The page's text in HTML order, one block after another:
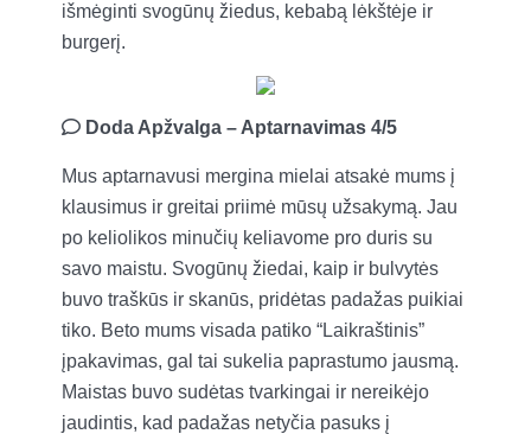
išmėginti svogūnų žiedus, kebabą lėkštėje ir
burgerį.
Doda Apžvalga – Aptarnavimas 4/5
Mus aptarnavusi mergina mielai atsakė mums į
klausimus ir greitai priimė mūsų užsakymą. Jau
po keliolikos minučių keliavome pro duris su
savo maistu. Svogūnų žiedai, kaip ir bulvytės
buvo traškūs ir skanūs, pridėtas padažas puikiai
tiko. Beto mums visada patiko “Laikraštinis”
įpakavimas, gal tai sukelia paprastumo jausmą.
Maistas buvo sudėtas tvarkingai ir nereikėjo
jaudintis, kad padažas netyčia pasuks į